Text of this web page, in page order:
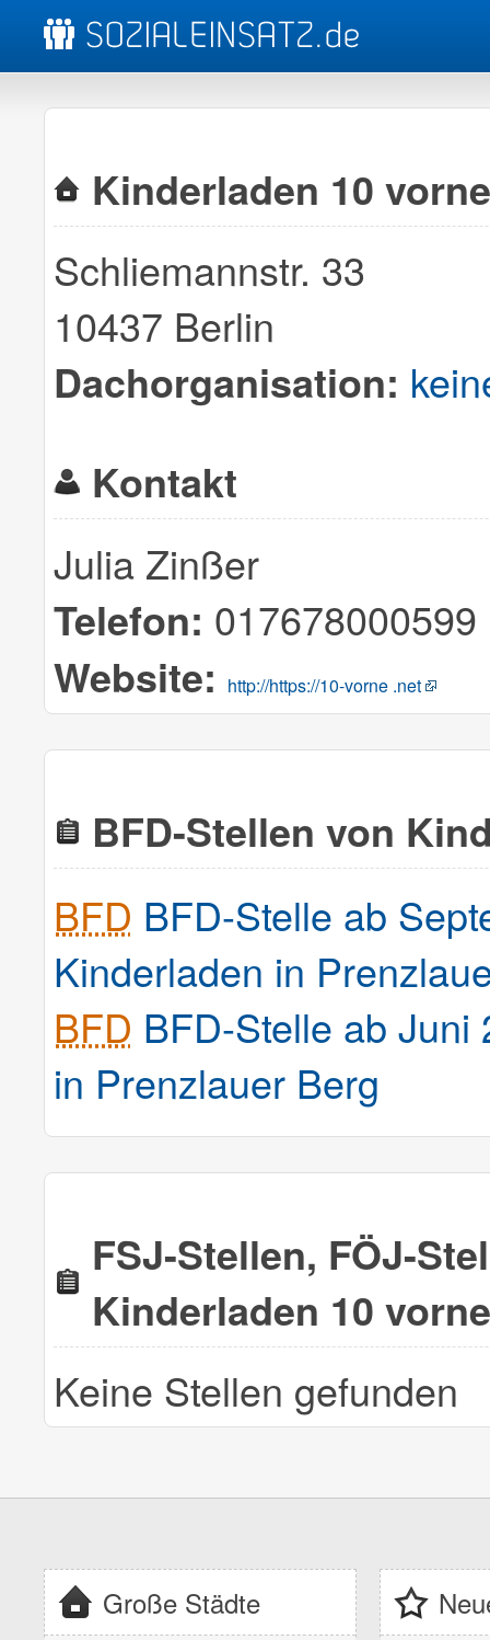
Kinderladen 10
Schliemannstr. 33
10437 Berlin
Dachorganisation:
Kontakt
Julia Zinßer
Telefon: 017678000599
Website:
http://https://10-vorne .net
BFD-Stellen von
BFD BFD-Stelle ab
Kinderladen in
BFD BFD-Stelle ab
in Prenzlauer Berg
FSJ-Stellen, FÖJ-
Kinderladen 10
Keine Stellen gefunden
Große Städte